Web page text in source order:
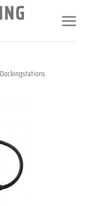
Dockingstations